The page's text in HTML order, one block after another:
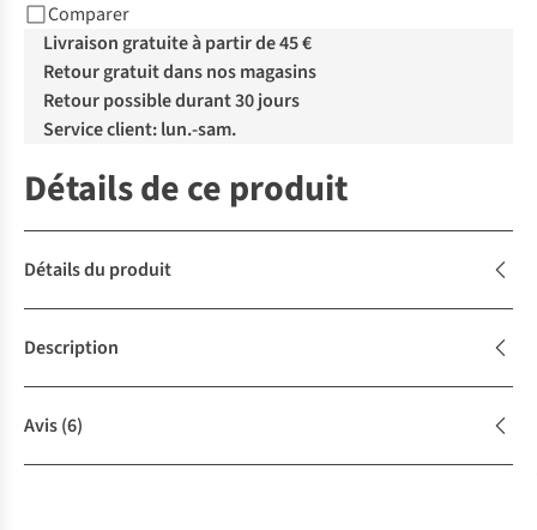
Comparer
Livraison gratuite à partir de 45 €
Retour gratuit dans nos magasins
Retour possible durant 30 jours
Service client: lun.-sam.
Détails de ce produit
Détails du produit
Description
Avis(6)